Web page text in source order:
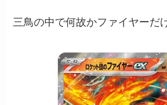
三鳥の中で何故かファイヤーだ